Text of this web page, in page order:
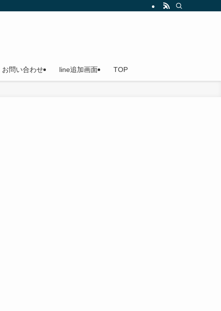
切船）なのでご家族やお友達を誘ってお越しください。小島漁港発
お問い合わせ line追加画面 TOP